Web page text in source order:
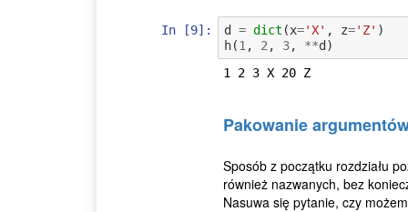
In [9]: d = dict (x='X' , z='Z' )
h(1 , 2 , 3, **d)
1 2 3 X 20 Z
Pakowanie
Sposób z początku rozdziału
również nazwanych, bez
Nasuwa się pytanie, czy